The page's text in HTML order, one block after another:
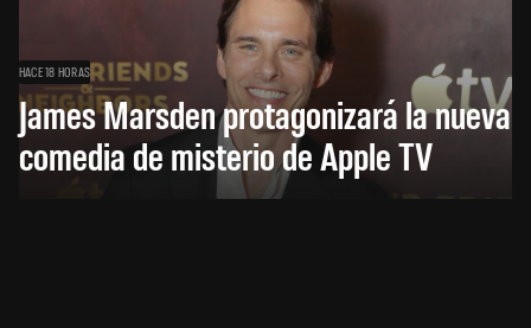
HACE 18 HORAS
James Marsden protagonizará la nueva
comedia de misterio de Apple TV